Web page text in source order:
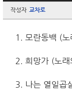
작성자 교차로
1. 모란동백 (
2. 희망가 (노
3. 나는 열일곱